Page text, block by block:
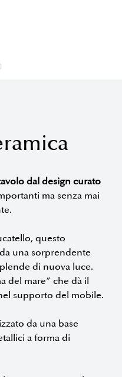
dal design curato
ma senza mai
questo
una sorprendente
di nuova luce.
del mare” che dà il
supporto del mobile.
da una base
a forma di